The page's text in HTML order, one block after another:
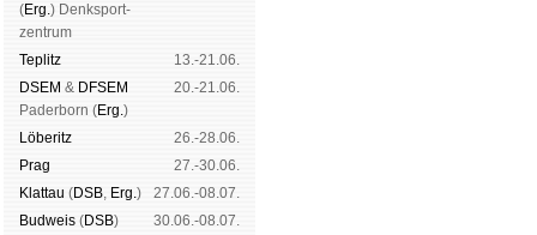
(Erg.) Denk­sport­
zen­trum
Tep­litz
13.-21.06.
DSEM & DFSEM
Pader­born (Erg.)
20.-21.06.
Lö­be­ritz
26.-28.06.
Prag
27.-30.06.
Klat­tau (DSB, Erg.)
27.06.-08.07.
Bud­weis (DSB) 30.06.-08.07.